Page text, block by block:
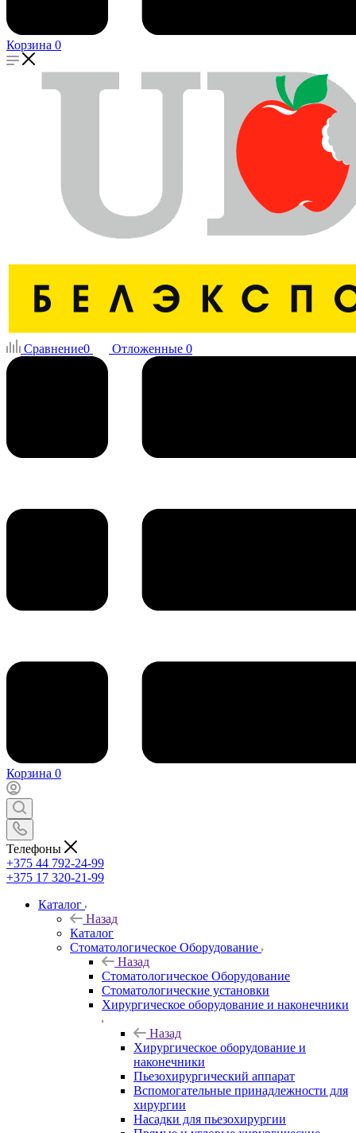
Корзина 0
Сравнение0 Отложенные 0
Корзина 0
Телефоны
+375 44 792-24-99
+375 17 320-21-99
Каталог
Назад
Каталог
Стоматологическое Оборудование
Назад
Стоматологическое Оборудование
Стоматологические установки
Хирургическое оборудование и наконечники
Назад
Хирургическое оборудование и
наконечники
Пьезохирургический аппарат
Вспомогательные принадлежности для
хирургии
Насадки для пьезохирургии